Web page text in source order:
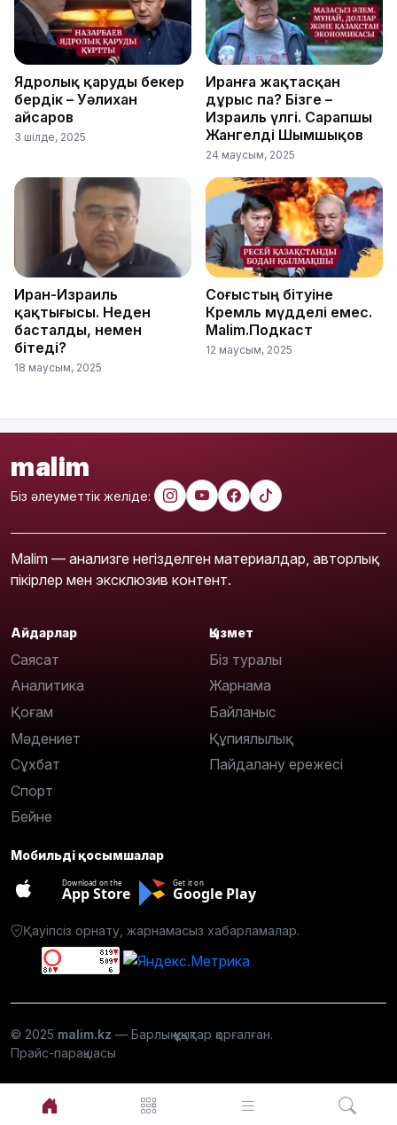
Ядролық қаруды бекер
бердік – Уәлихан
Қайсаров
3 шілде, 2025
Иранға жақтасқан
дұрыс па? Бізге –
Израиль үлгі. Сарапшы
Жангелді Шымшықов
24 маусым, 2025
Иран-Израиль
қақтығысы. Неден
басталды, немен
бітеді?
18 маусым, 2025
Соғыстың бітуіне
Кремль мүдделі емес.
Malim.Подкаст
12 маусым, 2025
malim
Біз әлеуметтік желіде:
Malim — анализге негізделген материалдар, авторлық
пікірлер мен эксклюзив контент.
Айдарлар
Саясат
Аналитика
Қоғам
Мәдениет
Сұхбат
Спорт
Бейне
Қызмет
Біз туралы
Жарнама
Байланыс
Құпиялылық
Пайдалану ережесі
Мобильді қосымшалар
Download on the
App Store
Get it on
Google Play
Қауіпсіз орнату, жарнамасыз хабарламалар.
© 2025 malim.kz — Барлық құқықтар қорғалған.
Прайс-парақшасы